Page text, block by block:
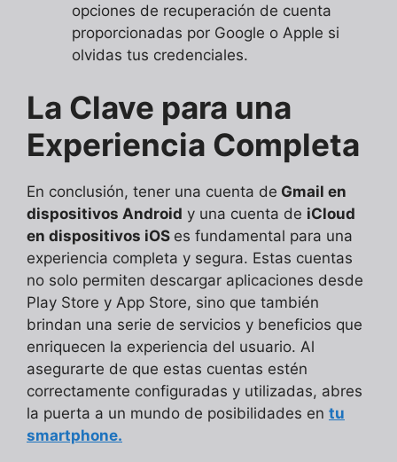
opciones de recuperación de cuenta
proporcionadas por Google o Apple si
olvidas tus credenciales.
La Clave para una
Experiencia Completa
En conclusión, tener una cuenta de Gmail en
dispositivos Android y una cuenta de iCloud
en dispositivos iOS es fundamental para una
experiencia completa y segura. Estas cuentas
no solo permiten descargar aplicaciones desde
Play Store y App Store, sino que también
brindan una serie de servicios y beneficios que
enriquecen la experiencia del usuario. Al
asegurarte de que estas cuentas estén
correctamente configuradas y utilizadas, abres
la puerta a un mundo de posibilidades en tu
smartphone.